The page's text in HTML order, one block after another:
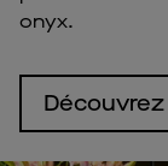
onyx.